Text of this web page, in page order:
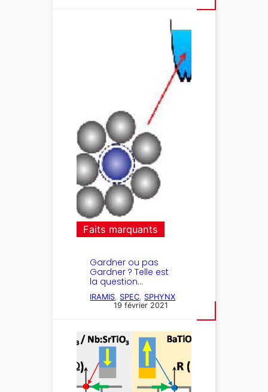
Faits marquants
Gardner ou pas
Gardner ? Telle est
la question…
IRAMIS, SPEC, SPHYNX
19 février 2021